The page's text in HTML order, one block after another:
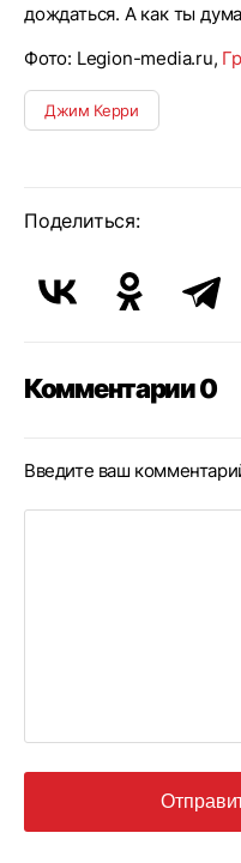
дождаться. А как ты
Фото: Legion-media.ru,
Джим Керри
Поделиться:
Комментарии 0
Введите ваш